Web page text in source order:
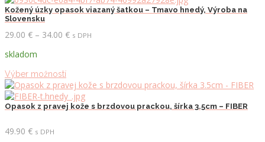
Kožený úzky opasok viazaný šatkou – Tmavo hnedý, Výroba na
Slovensku
29.00 € – 34.00 €Price
34.00 €
s DPH
skladom
Výber možnostíTento
produkt
má
viacero
Opasok z pravej kože s brzdovou prackou, šírka 3.5cm – FIBER
49.90 € s DPH